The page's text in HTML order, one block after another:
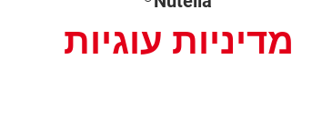
מדיניות עוגיות